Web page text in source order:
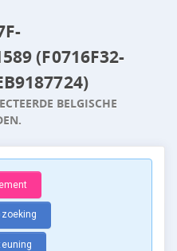
(F0716F32-
BELGISCHE